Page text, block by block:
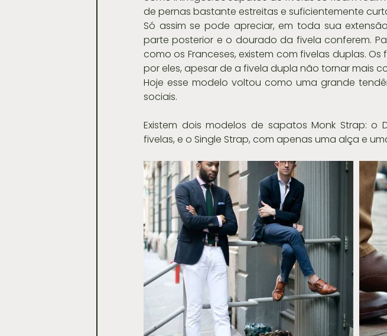
de pernas bastante estreitas e suficientemente
Só assim se pode apreciar, em toda sua
parte posterior e o dourado da fivela conferem.
como os Franceses, existem com fivelas duplas.
por eles, apesar de a fivela dupla não tornar mais
​Hoje esse modelo voltou como uma grande
sociais.
Existem dois modelos de sapatos Monk Strap:
fivelas, e o Single Strap, com apenas uma alça e